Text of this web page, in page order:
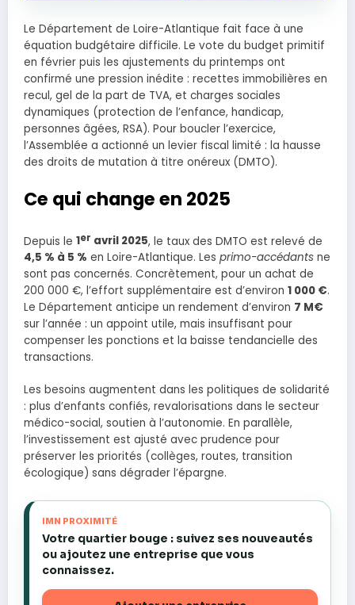
Le Département de Loire-Atlantique fait face à une
équation budgétaire difficile. Le vote du budget primitif
en février puis les ajustements du printemps ont
confirmé une pression inédite : recettes immobilières en
recul, gel de la part de TVA, et charges sociales
dynamiques (protection de l’enfance, handicap,
personnes âgées, RSA). Pour boucler l’exercice,
l’Assemblée a actionné un levier fiscal limité : la hausse
des droits de mutation à titre onéreux (DMTO).
Ce qui change en 2025
Depuis le 1er avril 2025, le taux des DMTO est relevé de
4,5 % à 5 % en Loire-Atlantique. Les primo-accédants ne
sont pas concernés. Concrètement, pour un achat de
200 000 €, l’effort supplémentaire est d’environ 1 000 €.
Le Département anticipe un rendement d’environ 7 M€
sur l’année : un appoint utile, mais insuffisant pour
compenser les ponctions et la baisse tendancielle des
transactions.
Les besoins augmentent dans les politiques de solidarité
: plus d’enfants confiés, revalorisations dans le secteur
médico-social, soutien à l’autonomie. En parallèle,
l’investissement est ajusté avec prudence pour
préserver les priorités (collèges, routes, transition
écologique) sans dégrader l’épargne.
IMN PROXIMITÉ
Votre quartier bouge : suivez ses nouveautés
ou ajoutez une entreprise que vous
connaissez.